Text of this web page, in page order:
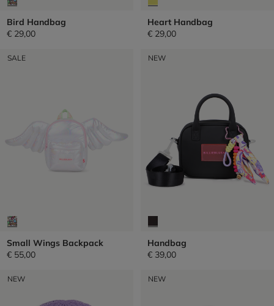
Bird Handbag
€ 29,00
Heart Handbag
€ 29,00
SALE
Small Wings Backpack
€ 55,00
NEW
Handbag
€ 39,00
NEW NEW